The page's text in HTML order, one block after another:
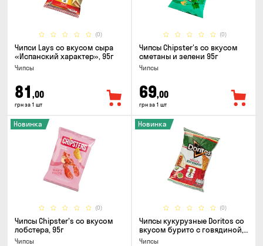
(0)
Чипси Lays со вкусом сыра
«Испанский характер», 95г
Чипсы
81 ,00
грн за 1 шт
(0)
Чипсы Chipster's со вкусом
сметаны и зелени 95г
Чипсы
69,00
грн за 1 шт
(0)
Новинка
Чипсы Chipster's со вкусом
лобстера, 95г
Чипсы
(0)
Новинка
Чипсы кукурузные Doritos со
вкусом бурито с говядиной,
90г
Чипсы